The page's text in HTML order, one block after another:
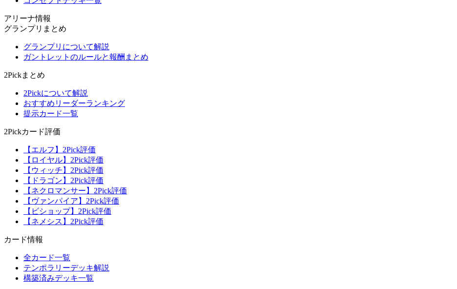
アリーナ情報
グランプリまとめ
グランプリについて解説
ガントレットのルールと報酬まとめ
2Pickまとめ
2Pickについて解説
おすすめリーダーランキング
提示カード一覧
2Pickカード評価
【エルフ】2Pick評価
【ロイヤル】2Pick評価
【ウィッチ】2Pick評価
【ドラゴン】2Pick評価
【ネクロマンサー】2Pick評価
【ヴァンパイア】2Pick評価
【ビショップ】2Pick評価
【ネメシス】2Pick評価
カード情報
全カード一覧
テンポラリーデッキ解説
構築済みデッキ一覧